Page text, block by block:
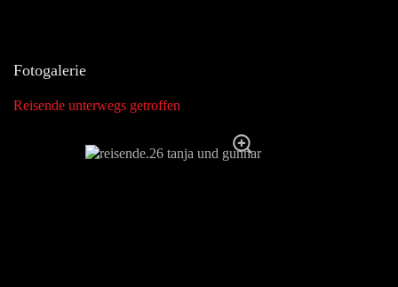
Fotogalerie
Reisende unterwegs getroffen